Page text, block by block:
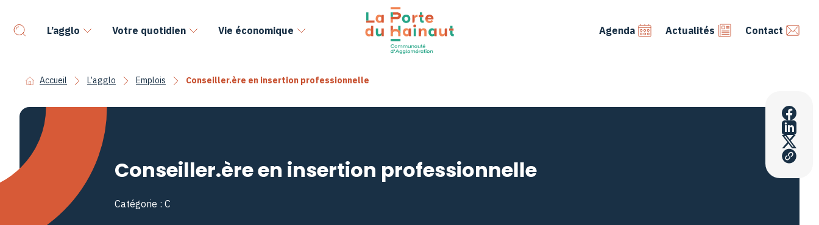
L’agglo Votre quotidien Vie économique Agenda Actualités Contact
Accueil L’agglo Emplois Conseiller.ère en insertion professionnelle
Conseiller.ère en insertion professionnelle
Catégorie : C